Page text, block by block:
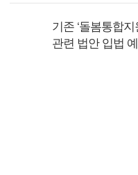
기존 ‘돌봄통합
관련 법안 입법